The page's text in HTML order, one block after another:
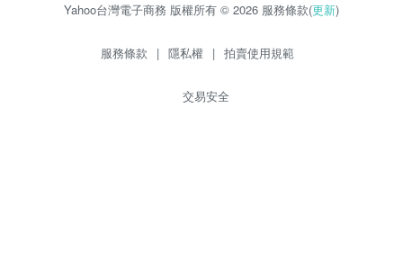
Yahoo台灣電子商務 版權所有 © 2026 服務條款(更新)
服務條款 | 隱私權 | 拍賣使用規範
交易安全